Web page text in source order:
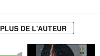
PLUS DE L'AUTEUR